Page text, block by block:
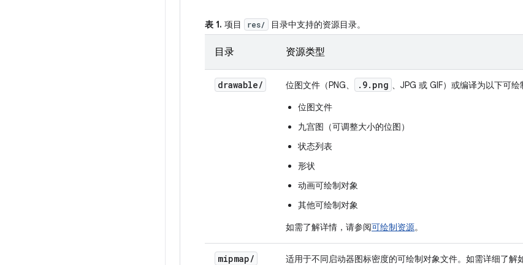
表 1. 项目 res/ 目录中支持的资源目录。
目录 资源类型
drawable/ 位图文件（PNG、 .9.png 、JPG 或 GIF）或编译为以下可绘
位图文件
九宫图（可调整大小的位图）
状态列表
形状
动画可绘制对象
其他可绘制对象
如需了解详情，请参阅可绘制资源。
mipmap/ 适用于不同启动器图标密度的可绘制对象文件。如需详细了解